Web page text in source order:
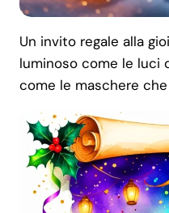
Un invito regale alla
luminoso come le luci
come le maschere